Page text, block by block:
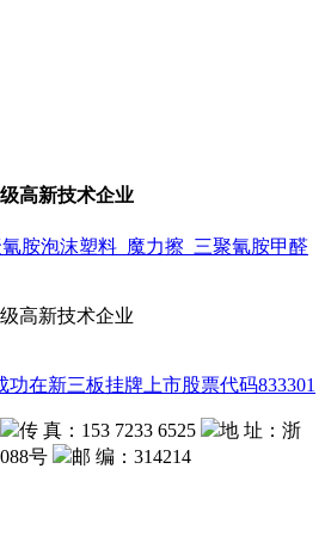
高新技术企业
胺泡沫塑料_魔力擦_三聚氰胺甲醛
高新技术企业
功在新三板挂牌上市股票代码833301
传 真：153 7233 6525
地 址：浙
号
邮 编：314214